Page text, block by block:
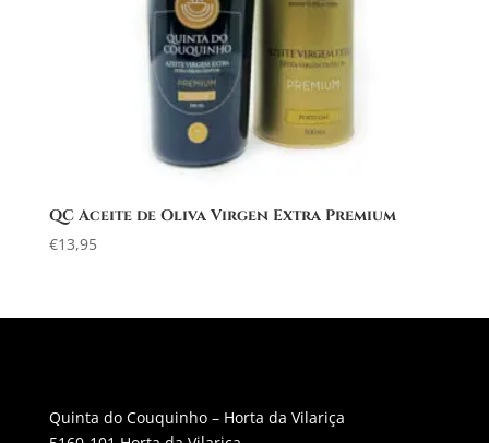
QC Aceite de Oliva Virgen Extra Premium
€13,95
Quinta do Couquinho – Horta da Vilariça